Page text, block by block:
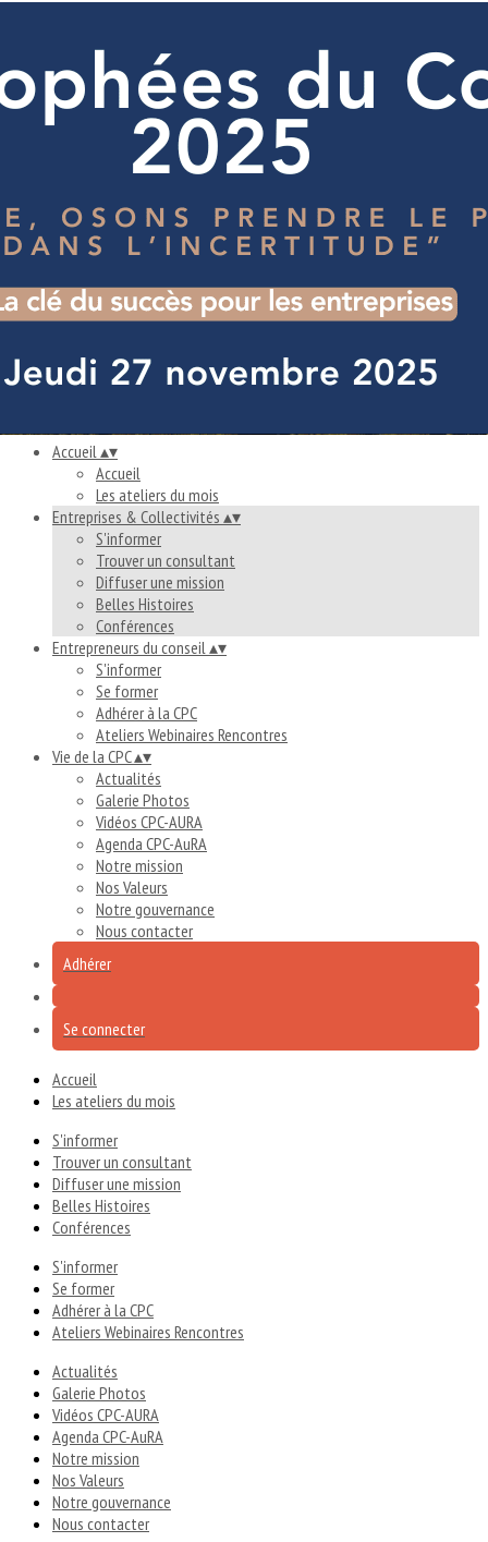
Exporter uniquement les colonnes affichées
S'informer
Trouver un consultant
Diffuser une mission
Conférences
Cliquez pour éditer
Accueil▴▾
Accueil
Les ateliers du mois
Entreprises & Collectivités ▴▾
S'informer
Trouver un consultant
Diffuser une mission
Belles Histoires
Conférences
Entrepreneurs du conseil▴▾
S'informer
Se former
Adhérer à la CPC
Ateliers Webinaires Rencontres
Vie de la CPC▴▾
Actualités
Galerie Photos
Vidéos CPC-AURA
Agenda CPC-AuRA
Notre mission
Nos Valeurs
Notre gouvernance
Nous contacter
Adhérer
Se connecter
Accueil
Les ateliers du mois
S'informer
Trouver un consultant
Diffuser une mission
Belles Histoires
Conférences
S'informer
Se former
Adhérer à la CPC
Ateliers Webinaires Rencontres
Actualités
Galerie Photos
Vidéos CPC-AURA
Agenda CPC-AuRA
Notre mission
Nos Valeurs
Notre gouvernance
Nous contacter